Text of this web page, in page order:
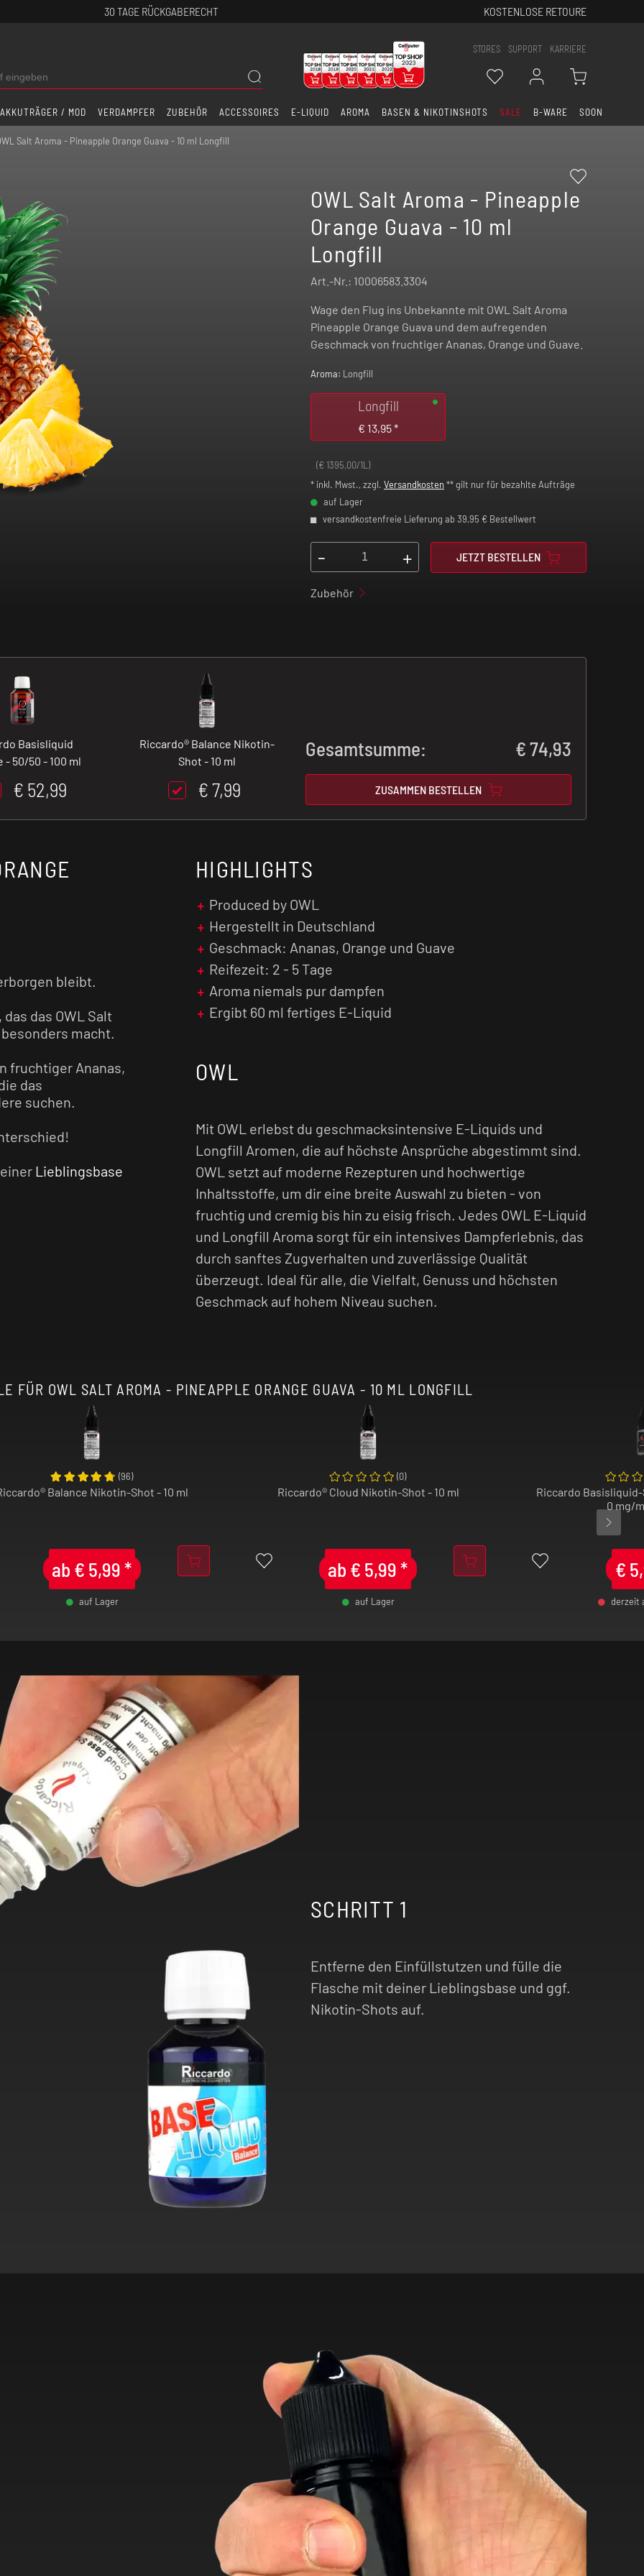
30 TAGE RÜCKGABERECHT KOSTENLOSE RETOURE
STORES SUPPORT KARRIERE
AKKUTRÄGER / MOD VERDAMPFER ZUBEHÖR ACCESSOIRES E-LIQUID AROMA BASEN & NIKOTINSHOTS SALE B-WARE SOON
Salt Aroma - Pineapple Orange Guava - 10 ml Longfill
OWL Salt Aroma - Pineapple
Orange Guava - 10 ml
Longfill
Art.-Nr.: 10006583.3304
Wage den Flug ins Unbekannte mit OWL Salt Aroma
Pineapple Orange Guava und dem aufregenden
Geschmack von fruchtiger Ananas, Orange und Guave.
Aroma: Longfill
Longfill
€ 13,95*
(€ 1395,00/1L)
* inkl. Mwst., zzgl. Versandkosten ** gilt nur für bezahlte Aufträge
auf Lager
versandkostenfreie Lieferung ab 39,95 € Bestellwert
- + JETZT BESTELLEN
Zubehör
Basisliquid
- 50/50 - 100 ml
€ 52,99
Riccardo® Balance Nikotin-
Shot - 10 ml
€ 7,99
Gesamtsumme: €74,93
ZUSAMMEN BESTELLEN
bleibt.
das OWL Salt
macht.
fruchtiger Ananas,
das
suchen.
Lieblingsbase
HIGHLIGHTS
Produced by OWL
Hergestellt in Deutschland
Geschmack: Ananas, Orange und Guave
Reifezeit: 2 - 5 Tage
Aroma niemals pur dampfen
Ergibt 60 ml fertiges E-Liquid
OWL
Mit OWL erlebst du geschmacksintensive E-Liquids und
Longfill Aromen, die auf höchste Ansprüche abgestimmt sind.
OWL setzt auf moderne Rezepturen und hochwertige
Inhaltsstoffe, um dir eine breite Auswahl zu bieten - von
fruchtig und cremig bis hin zu eisig frisch. Jedes OWL E-Liquid
und Longfill Aroma sorgt für ein intensives Dampferlebnis, das
durch sanftes Zugverhalten und zuverlässige Qualität
überzeugt. Ideal für alle, die Vielfalt, Genuss und höchsten
Geschmack auf hohem Niveau suchen.
FÜR OWL SALT AROMA - PINEAPPLE ORANGE GUAVA - 10 ML LONGFILL
+
ab € 5,99*
auf Lager
(96)
Balance Nikotin-Shot - 10 ml
-
ab € 5,99*
auf Lager
(0)
Riccardo® Cloud Nikotin-Shot - 10 ml
€
derzeit
Riccardo
0 mg/
SCHRITT 1
Entferne den Einfüllstutzen und fülle die
Flasche mit deiner Lieblingsbase und ggf.
Nikotin-Shots auf.